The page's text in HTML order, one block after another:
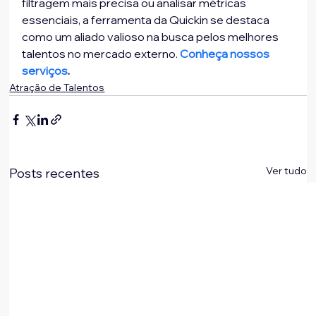
filtragem mais precisa ou analisar métricas
essenciais, a ferramenta da Quickin se destaca
como um aliado valioso na busca pelos melhores
talentos no mercado externo. Conheça nossos
serviços.
Atração de Talentos
Posts recentes Ver tudo